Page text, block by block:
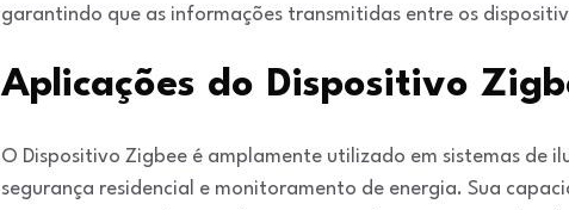
garantindo que as informações transmitidas entre os
Aplicações do Dispositivo
O Dispositivo Zigbee é amplamente utilizado em sistemas de
segurança residencial e monitoramento de energia. Sua